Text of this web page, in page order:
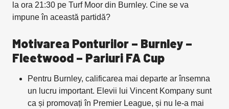
la ora 21:30 pe Turf Moor din Burnley. Cine se va
impune în această partidă?
Motivarea Ponturilor – Burnley –
Fleetwood – Pariuri FA Cup
Pentru Burnley, calificarea mai departe ar însemna
un lucru important. Elevii lui Vincent Kompany sunt
ca și promovați în Premier League, și nu le-a mai